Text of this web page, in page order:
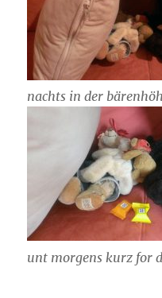
nachts in der
unt morgens kurz for